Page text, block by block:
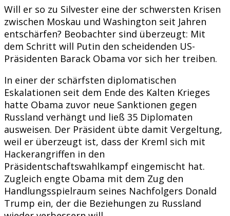
Will er so zu Silvester eine der schwersten Krisen
zwischen Moskau und Washington seit Jahren
entschärfen? Beobachter sind überzeugt: Mit
dem Schritt will Putin den scheidenden US-
Präsidenten Barack Obama vor sich her treiben.
In einer der schärfsten diplomatischen
Eskalationen seit dem Ende des Kalten Krieges
hatte Obama zuvor neue Sanktionen gegen
Russland verhängt und ließ 35 Diplomaten
ausweisen. Der Präsident übte damit Vergeltung,
weil er überzeugt ist, dass der Kreml sich mit
Hackerangriffen in den
Präsidentschaftswahlkampf eingemischt hat.
Zugleich engte Obama mit dem Zug den
Handlungsspielraum seines Nachfolgers Donald
Trump ein, der die Beziehungen zu Russland